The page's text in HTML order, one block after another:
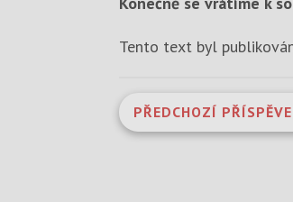
Tento text byl
PŘEDCHOZÍ